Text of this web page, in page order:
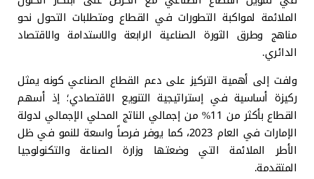
الملائمة لمواكبة التطورات في القطاع ومتطلبات التحول نحو
مناهج وطرق الثورة الصناعية الرابعة والاستدامة والاقتصاد
الدائري.
ولفت إلى أهمية التركيز على دعم القطاع الصناعي كونه يمثل
ركيزة أساسية في إستراتيجية التنويع الاقتصادي؛ إذ أسهم
القطاع بأكثر من 11% من إجمالي الناتج المحلي الإجمالي لدولة
الإمارات في العام 2023، كما يوفر فرصاً واسعة للنمو في ظل
الأطر الملائمة التي وضعتها وزارة الصناعة والتكنولوجيا
المتقدمة.